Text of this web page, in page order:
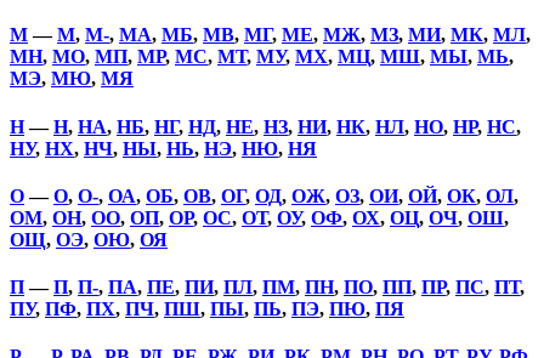
М—М, М-, МА, МБ, МВ, МГ, МЕ, МЖ, МЗ, МИ, МК, МЛ,
МН, МО, МП, МР, МС, МТ, МУ, МХ, МЦ, МШ, МЫ, МЬ,
МЭ, МЮ, МЯ
Н—Н, НА, НБ, НГ, НД, НЕ, НЗ, НИ, НК, НЛ, НО, НР, НС,
НУ, НХ, НЧ, НЫ, НЬ, НЭ, НЮ, НЯ
О—О, О-, ОА, ОБ, ОВ, ОГ, ОД, ОЖ, ОЗ, ОИ, ОЙ, ОК, ОЛ,
ОМ, ОН, ОО, ОП, ОР, ОС, ОТ, ОУ, ОФ, ОХ, ОЦ, ОЧ, ОШ,
ОЩ, ОЭ, ОЮ, ОЯ
П—П, П-, ПА, ПЕ, ПИ, ПЛ, ПМ, ПН, ПО, ПП, ПР, ПС, ПТ,
ПУ, ПФ, ПХ, ПЧ, ПШ, ПЫ, ПЬ, ПЭ, ПЮ, ПЯ